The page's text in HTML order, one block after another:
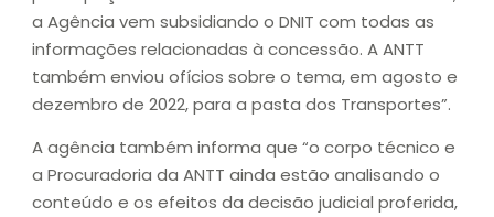
a Agência vem subsidiando o DNIT com todas as
informações relacionadas à concessão. A ANTT
também enviou ofícios sobre o tema, em agosto e
dezembro de 2022, para a pasta dos Transportes”.
A agência também informa que “o corpo técnico e
a Procuradoria da ANTT ainda estão analisando o
conteúdo e os efeitos da decisão judicial proferida,